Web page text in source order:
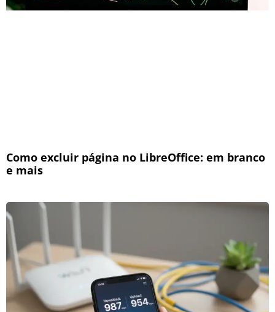
Como excluir página no LibreOffice: em branco
e mais